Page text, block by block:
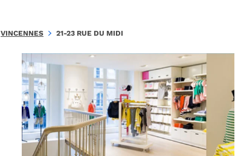
VINCENNES 21-23 RUE DU MIDI